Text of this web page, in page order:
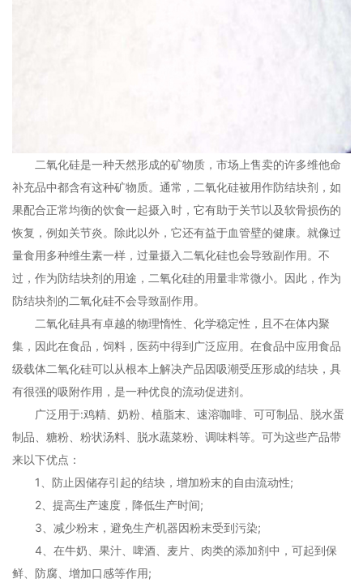
二氧化硅是一种天然形成的矿物质，市场上售卖的许多维他命
补充品中都含有这种矿物质。通常，二氧化硅被用作防结块剂，如
果配合正常均衡的饮食一起摄入时，它有助于关节以及软骨损伤的
恢复，例如关节炎。除此以外，它还有益于血管壁的健康。就像过
量食用多种维生素一样，过量摄入二氧化硅也会导致副作用。不
过，作为防结块剂的用途，二氧化硅的用量非常微小。因此，作为
防结块剂的二氧化硅不会导致副作用。
二氧化硅具有卓越的物理惰性、化学稳定性，且不在体内聚
集，因此在食品，饲料，医药中得到广泛应用。在食品中应用食品
级载体二氧化硅可以从根本上解决产品因吸潮受压形成的结块，具
有很强的吸附作用，是一种优良的流动促进剂。
广泛用于:鸡精、奶粉、植脂末、速溶咖啡、可可制品、脱水蛋
制品、糖粉、粉状汤料、脱水蔬菜粉、调味料等。可为这些产品带
来以下优点：
1、防止因储存引起的结块，增加粉末的自由流动性;
2、提高生产速度，降低生产时间;
3、减少粉末，避免生产机器因粉末受到污染;
4、在牛奶、果汁、啤酒、麦片、肉类的添加剂中，可起到保
鲜、防腐、增加口感等作用;